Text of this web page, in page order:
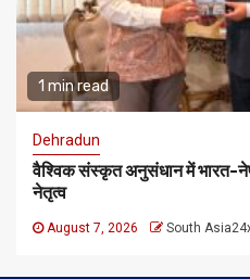
1 min read
Dehradun
वैश्विक संस्कृत अनुसंधान में भारत-
नेतृत्व
August 7, 2026 South